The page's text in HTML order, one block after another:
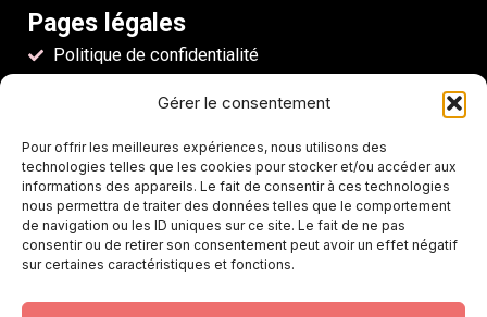
Gérer le consentement
Pour offrir les meilleures expériences, nous utilisons des
technologies telles que les cookies pour stocker et/ou accéder aux
informations des appareils. Le fait de consentir à ces technologies
nous permettra de traiter des données telles que le comportement
de navigation ou les ID uniques sur ce site. Le fait de ne pas
consentir ou de retirer son consentement peut avoir un effet négatif
sur certaines caractéristiques et fonctions.
Pages légales
Politique de confidentialité
Mentions légales
Nos coordonnées
Suite 208, 1555 Bd de l’Avenir, Laval, Quebec H7S
2N5, Canada